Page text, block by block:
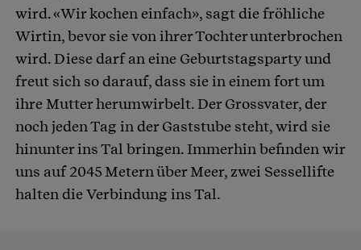
wird. «Wir kochen einfach», sagt die fröhliche
Wirtin, bevor sie von ihrer Tochter unterbrochen
wird. Diese darf an eine Geburtstagsparty und
freut sich so darauf, dass sie in einem fort um
ihre Mutter herumwirbelt. Der Grossvater, der
noch jeden Tag in der Gaststube steht, wird sie
hinunter ins Tal bringen. Immerhin befinden wir
uns auf 2045 Metern über Meer, zwei Sessellifte
halten die Verbindung ins Tal.